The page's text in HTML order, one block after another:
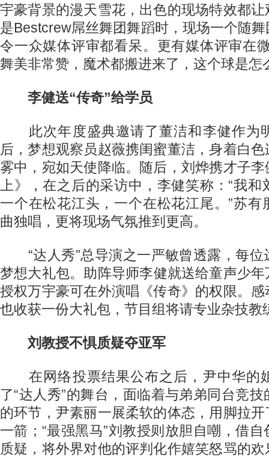
宇豪背景的漫天雪花，出色的现场特效都
是Bestcrew屌丝舞团舞蹈时，现场一个随
令一众媒体评审都看呆。更有媒体评审在
舞美非常赞，魔术都搬进来了，这个球是怎
李健送“传奇”给学员
此次年度盛典邀请了董洁和李健作为
后，梦想观察员赵薇携闺蜜董洁，身着白
雾中，宛如天使降临。随后，刘烨携才子
上》，在之后的采访中，李健笑称：“我
一个在松花江头，一个在松花江尾。”苏有
曲独唱，更将现场气氛推到更高。
“达人秀”总导演之一严敏曾透露，每位
梦想大礼包。助阵导师李健就送给童声少
授权万宇豪可在外演唱《传奇》的权限。
也收获一份大礼包，节目组将请专业杂技教
刘教授不惧质疑夺亚军
在网络投票结果公布之后，尹中华的
了“达人秀”的舞台，面临着与弟弟同台竞
的环节，尹素丽一展柔软的体态，用脚拉
一箭；“最强黑马”刘教授则放胆自嘲，借
质疑，将外界对他的评判化作嬉笑怒骂的